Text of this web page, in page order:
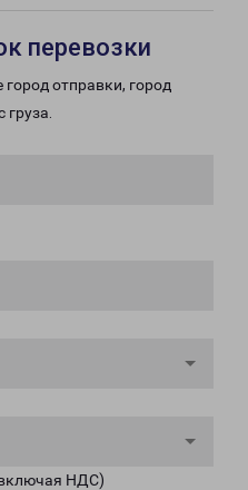
перевозки
отправки, город
НДС)